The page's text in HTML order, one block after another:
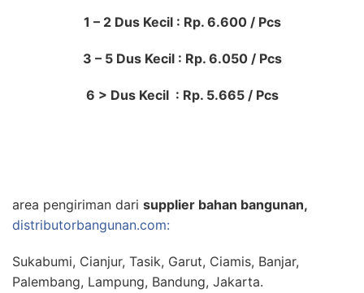
1 – 2 Dus Kecil : Rp. 6.600 / Pcs
3 – 5 Dus Kecil : Rp. 6.050 / Pcs
6 > Dus Kecil : Rp. 5.665 / Pcs
area pengiriman dari supplier bahan bangunan,
distributorbangunan.com:
Sukabumi, Cianjur, Tasik, Garut, Ciamis, Banjar,
Palembang, Lampung, Bandung, Jakarta.